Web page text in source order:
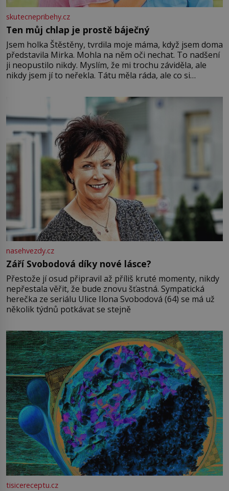
skutecnepribehy.cz
Ten můj chlap je prostě báječný
Jsem holka Štěstěny, tvrdila moje máma, když jsem doma
představila Mirka. Mohla na něm oči nechat. To nadšení
ji neopustilo nikdy. Myslím, že mi trochu záviděla, ale
nikdy jsem jí to neřekla. Tátu měla ráda, ale co si
Jsme spolu moc rádi Tehdy byla jiná doba, když
nasehvezdy.cz
Září Svobodová díky nové lásce?
Přestože jí osud připravil až příliš kruté momenty, nikdy
nepřestala věřit, že bude znovu šťastná. Sympatická
herečka ze seriálu Ulice Ilona Svobodová (64) se má už
několik týdnů potkávat se stejně
tisicereceptu.cz